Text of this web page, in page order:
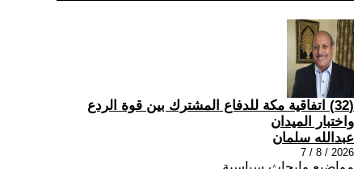
(32) اتفاقية مكة للدفاع المشترك بين قوة الردع
واختبار الميدان
عبدالله سلمان
2026 / 8 / 7